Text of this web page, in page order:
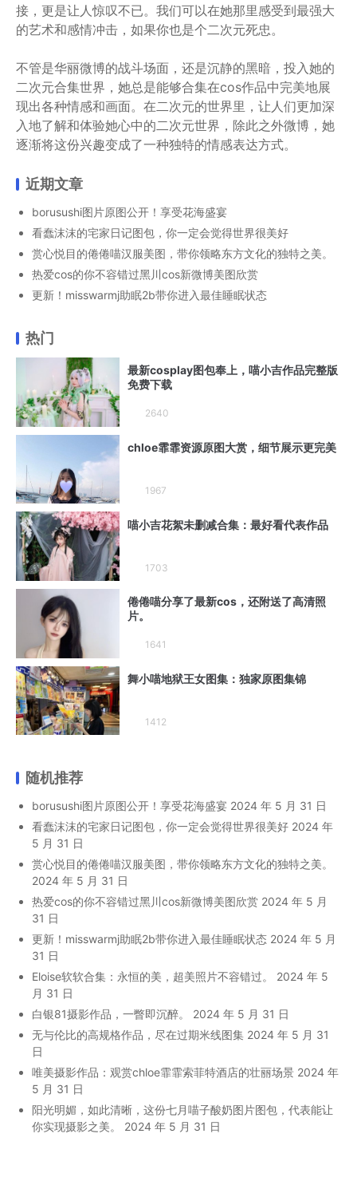
接，更是让人惊叹不已。我们可以在她那里感受到最强大
的艺术和感情冲击，如果你也是个二次元死忠。
不管是华丽微博的战斗场面，还是沉静的黑暗，投入她的
二次元合集世界，她总是能够合集在cos作品中完美地展
现出各种情感和画面。在二次元的世界里，让人们更加深
入地了解和体验她心中的二次元世界，除此之外微博，她
逐渐将这份兴趣变成了一种独特的情感表达方式。
近期文章
borusushi图片原图公开！享受花海盛宴
看蠢沫沫的宅家日记图包，你一定会觉得世界很美好
赏心悦目的倦倦喵汉服美图，带你领略东方文化的独特之美。
热爱cos的你不容错过黑川cos新微博美图欣赏
更新！misswarmj助眠2b带你进入最佳睡眠状态
热门
最新cosplay图包奉上，喵小吉作品完整版
免费下载
2640
chloe霏霏资源原图大赏，细节展示更完美
1967
喵小吉花絮未删减合集：最好看代表作品
1703
倦倦喵分享了最新cos，还附送了高清照
片。
1641
舞小喵地狱王女图集：独家原图集锦
1412
随机推荐
borusushi图片原图公开！享受花海盛宴 2024 年 5 月 31 日
看蠢沫沫的宅家日记图包，你一定会觉得世界很美好 2024 年
5 月 31 日
赏心悦目的倦倦喵汉服美图，带你领略东方文化的独特之美。
2024 年 5 月 31 日
热爱cos的你不容错过黑川cos新微博美图欣赏 2024 年 5 月
31 日
更新！misswarmj助眠2b带你进入最佳睡眠状态 2024 年 5 月
31 日
Eloise软软合集：永恒的美，超美照片不容错过。
2024 年 5
月 31 日
白银81摄影作品，一瞥即沉醉。
2024 年 5 月 31 日
无与伦比的高规格作品，尽在过期米线图集 2024 年 5 月 31
日
唯美摄影作品：观赏chloe霏霏索菲特酒店的壮丽场景 2024 年
5 月 31 日
阳光明媚，如此清晰，这份七月喵子酸奶图片图包，代表能让
你实现摄影之美。
2024 年 5 月 31 日